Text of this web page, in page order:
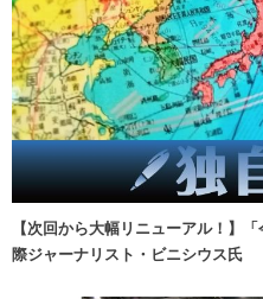
【次回から大幅リニューアル！】
際ジャーナリスト・ビニシウス氏